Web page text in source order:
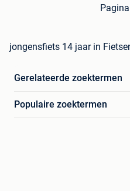
jongensfiets 14 jaar in
Gerelateerde zoektermen
Populaire zoektermen